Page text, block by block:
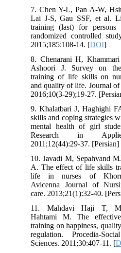
7. Chen Y-L, Pan A-W,
Lai J-S, Gau SSF, et al.
training (last) for
randomized controlled
2015;185:108-14. [DOI
8. Chenarani H,
Ashoori J. Survey on
training of life skills on
and quality of life. Journal
2016;10(3-29);19-27.
9. Khalatbari J, Haghighi
skills and coping strategies
mental health of girl
Research in
2011;12(44):29-37. [Persian]
10. Javadi M, Sepahvand
A. The effect of life skills
life in nurses of
Avicenna Journal of
care. 2013;21(1):32-40.
11. Mahdavi Haji T,
Hahtami M. The
training on happiness,
regulation. Procedia-
Sciences. 2011;30:407-11. [